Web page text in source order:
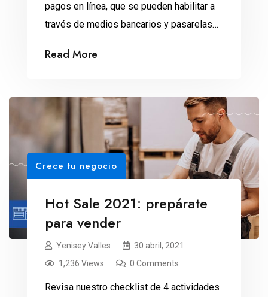
pagos en línea, que se pueden habilitar a
través de medios bancarios y pasarelas
Read More
Crece tu negocio
Hot Sale 2021: prepárate
para vender
Yenisey Valles
30 abril, 2021
1,236 Views
0 Comments
Revisa nuestro checklist de 4 actividades